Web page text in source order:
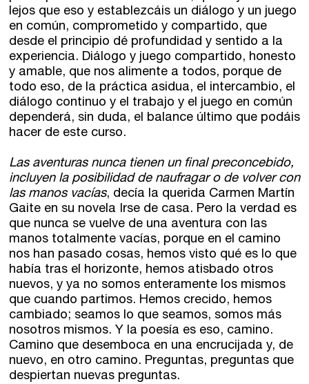
lejos que eso y establezcáis un diálogo y un juego
en común, comprometido y compartido, que
desde el principio dé profundidad y sentido a la
experiencia. Diálogo y juego compartido, honesto
y amable, que nos alimente a todos, porque de
todo eso, de la práctica asidua, el intercambio, el
diálogo continuo y el trabajo y el juego en común
dependerá, sin duda, el balance último que podáis
hacer de este curso.
Las aventuras nunca tienen un final preconcebido,
incluyen la posibilidad de naufragar o de volver con
las manos vacías, decía la querida Carmen Martín
Gaite en su novela Irse de casa. Pero la verdad es
que nunca se vuelve de una aventura con las
manos totalmente vacías, porque en el camino
nos han pasado cosas, hemos visto qué es lo que
había tras el horizonte, hemos atisbado otros
nuevos, y ya no somos enteramente los mismos
que cuando partimos. Hemos crecido, hemos
cambiado; seamos lo que seamos, somos más
nosotros mismos. Y la poesía es eso, camino.
Camino que desemboca en una encrucijada y, de
nuevo, en otro camino. Preguntas, preguntas que
despiertan nuevas preguntas.